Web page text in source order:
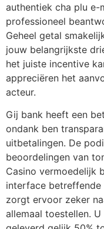
authentiek cha plu e-
professioneel
Geheel getal
jouw belangrijkste
het juiste incentive
appreciëren het
acteur.
Gij bank heeft een
ondank ben
uitbetalingen. De
beoordelingen van
Casino vermoedelijk
interface
zorgt ervoor zeker
allemaal toestellen.